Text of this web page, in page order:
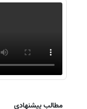
مطالب پیشنهادی